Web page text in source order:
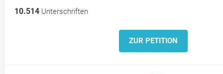
10.514 Unterschriften
ZUR PETITION